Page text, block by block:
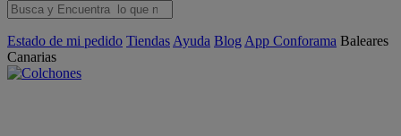
Estado de mi pedido Tiendas Ayuda Blog App Conforama Baleares
Canarias